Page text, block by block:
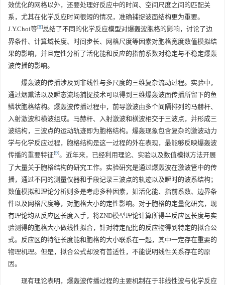
效优化的网格以外，还要处理好反应中的时间、空间尺度之间的匹配关
系，尤其在化学反应时间很短的情况，准确捕捉波面结构更为重要。
J.Y.Choi等[8]总结了不同的化学反应模型对爆轰波胞格的影响，讨论了边
界条件、计算域长度、时间步长、网格尺度等因素对胞格宽度数值模拟结
果的影响，并且定性分析了活化能和反应的指前系数对稳定与不稳定爆轰
波传播的影响。
爆轰波的传播涉及到非线性与多尺度的三维复杂流动过程。实验中，
通过烟熏法以及瞬态流场捕捉技术可以得到三维爆轰波面传播所留下的鱼
鳞状胞格结构。爆轰波传播过程中，前导激波由多个间隔排列的马赫杆、
入射激波和横波组成。马赫杆、入射激波和横波相交于三波点，并形成三
波结构，三波点的运动轨迹即为胞格结构。爆轰现象包含复杂的激波动力
学与化学反应过程，胞格结构是这一过程的外在表现，最能够反映爆轰波
传播的重要特征[9]。近年来，已经利用理论、实验以及数值模拟方法开展
了大量关于胞格结构的研究工作。实验研究是通过爆轰波在激波管中的传
播，通过不同的测量仪器和手段记录三波点的轨迹以及瞬时的波系结构；
数值模拟和理论分析则多是考虑多种因素，如活化能、指前系数、边界条
件以及网格尺度等，对胞格大小的定性影响。对于胞格的定量化研究，现
有理论均从反应区长度入手，将ZND模型理论计算所得半反应区长度与实
验测得的胞格大小做线性拟合，针对特定配比的反应物得到特定的拟合公
式。反应区的特征长度能和胞格的大小联系在一起，其中一定存在重要的
物理机理。但是，拟合公式却没有普适性，不能说明线性关系存在的原
因。
现有理论表明，爆轰波传播过程的主要机制在于非线性波与化学反应